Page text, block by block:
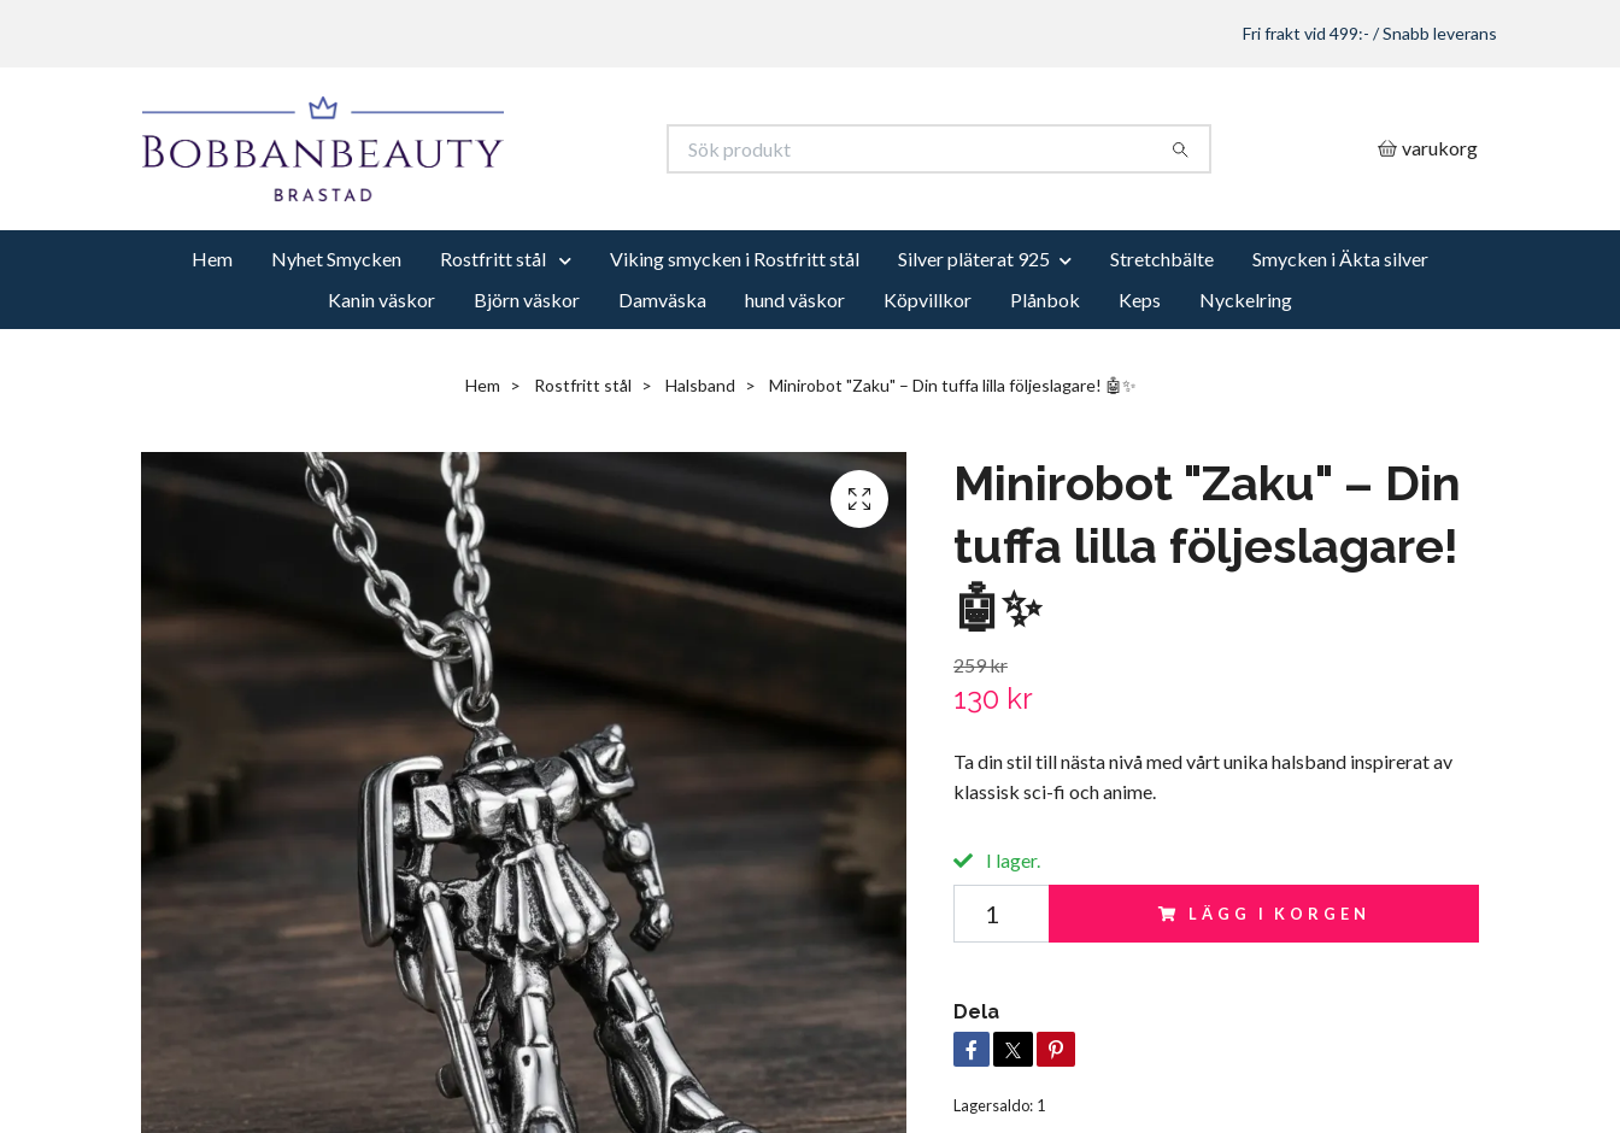
Fri frakt vid 499:- / Snabb leverans
varukorg
Hem Nyhet Smycken Rostfritt stål Viking smycken i Rostfritt stål Silver pläterat 925 Stretchbälte
Smycken i Äkta silver
Kanin väskor
Björn väskor Damväska hund väskor Köpvillkor Plånbok Keps Nyckelring
Hem Rostfritt stål Halsband Minirobot "Zaku" – Din tuffa lilla följeslagare! 🤖✨
Minirobot "Zaku" – Din
tuffa lilla följeslagare!
🤖✨
259 kr
130 kr
Ta din stil till nästa nivå med vårt unika halsband inspirerat av
klassisk sci-fi och anime.
I lager.
LÄGG I KORGEN
Dela
Lagersaldo: 1